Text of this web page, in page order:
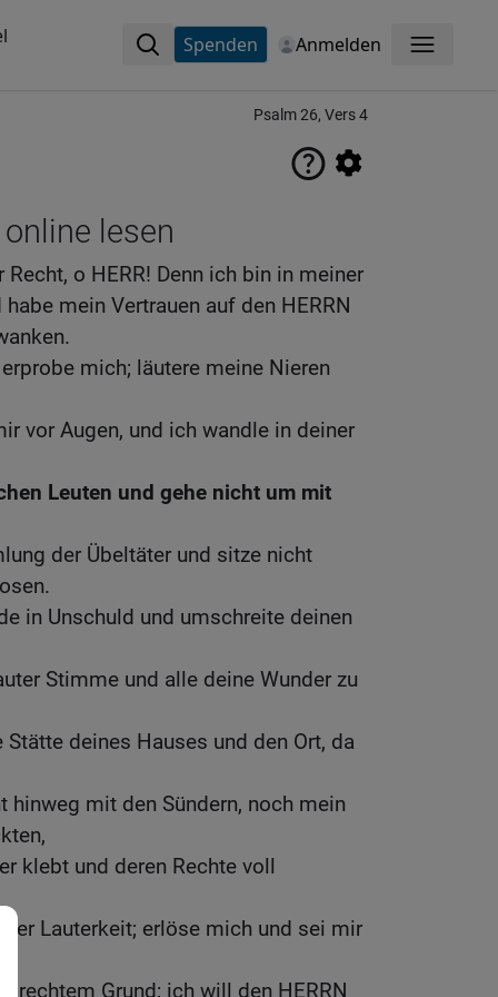
Spenden Anmelden Menü
Psalm 26, Vers 4
lesen
o HERR! Denn ich bin in meiner
mein Vertrauen auf den HERRN
mich; läutere meine Nieren
vor Augen, und ich wandle in deiner
Leuten und gehe nicht um mit
der Übeltäter und sitze nicht
in Unschuld und umschreite deinen
Stimme und alle deine Wunder zu
Stätte deines Hauses und den Ort, da
hinweg mit den Sündern, noch mein
klebt und deren Rechte voll
Lauterkeit; erlöse mich und sei mir
rechtem Grund; ich will den HERRN